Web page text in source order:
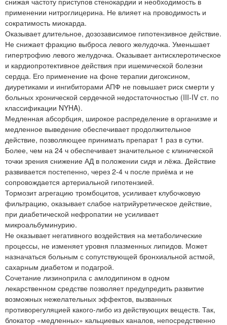
применении нитроглицерина. Не влияет на проводимость и
сократимость миокарда.
Оказывает длительное, дозозависимое гипотензивное действие.
Не снижает фракцию выброса левого желудочка. Уменьшает
гипертрофию левого желудочка. Оказывает антисклеротическое
и кардиопротективное действия при ишемической болезни
сердца. Его применение на фоне терапии дигоксином,
диуретиками и ингибиторами АПФ не повышает риск смерти у
больных хронической сердечной недостаточностью (III-IV ст. по
классификации NYHA).
Медленная абсорбция, широкое распределение в организме и
медленное выведение обеспечивает продолжительное
действие, позволяющее принимать препарат 1 раз в сутки.
Более, чем на 24 ч обеспечивает значительное с клинической
точки зрения снижение АД в положении сидя и лёжа. Действие
развивается постепенно, через 2-4 ч после приёма и не
сопровождается артериальной гипотензией.
Тормозит агрегацию тромбоцитов, усиливает клубочковую
фильтрацию, оказывает слабое натрийуретическое действие,
при диабетической нефропатии не усиливает
микроальбуминурию.
Не оказывает негативного воздействия на метаболические
процессы, не изменяет уровня плазменных липидов. Может
назначаться больным с сопутствующей бронхиальной астмой,
сахарным диабетом и подагрой.
Сочетание лизиноприла с амлодипином в одном
лекарственном средстве позволяет предупредить развитие
возможных нежелательных эффектов, вызванных
противорегуляцией какого-либо из действующих веществ. Так,
блокатор «медленных» кальциевых каналов, непосредственно